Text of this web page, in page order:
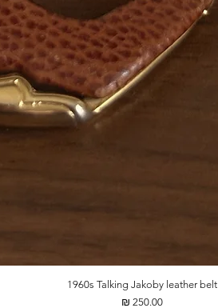
1960s Talking Jakoby leather belt
מחיר